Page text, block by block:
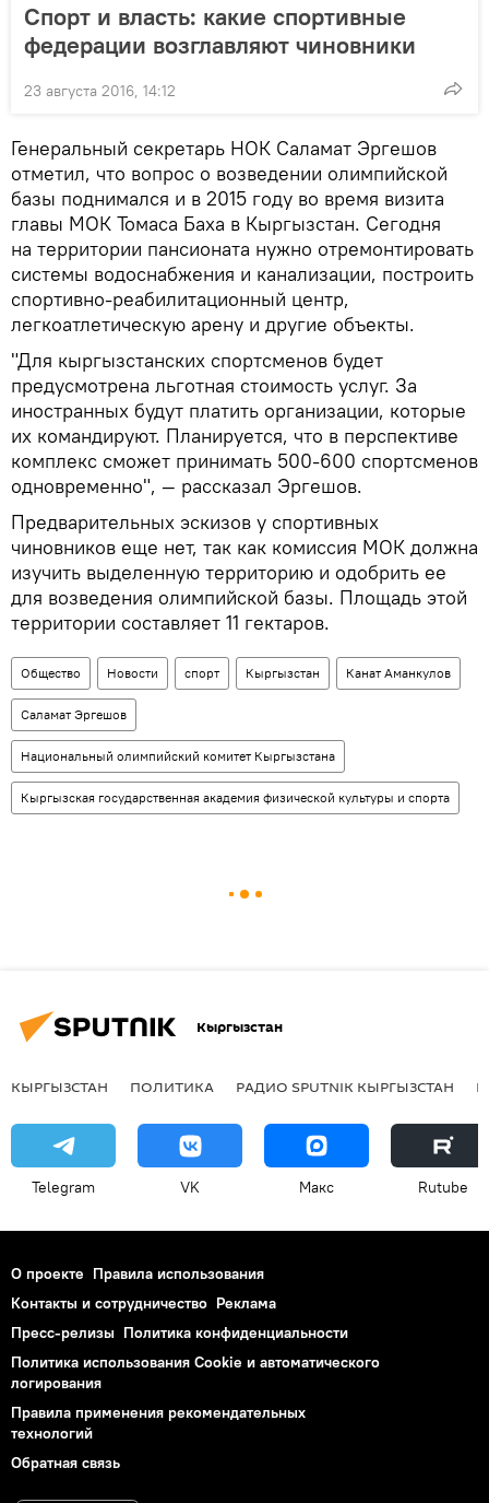
Спорт и власть: какие спортивные
федерации возглавляют чиновники
23 августа 2016, 14:12
Генеральный секретарь НОК Саламат Эргешов
отметил, что вопрос о возведении олимпийской
базы поднимался и в 2015 году во время визита
главы МОК Томаса Баха в Кыргызстан. Сегодня
на территории пансионата нужно отремонтировать
системы водоснабжения и канализации, построить
спортивно-реабилитационный центр,
легкоатлетическую арену и другие объекты.
"Для кыргызстанских спортсменов будет
предусмотрена льготная стоимость услуг. За
иностранных будут платить организации, которые
их командируют. Планируется, что в перспективе
комплекс сможет принимать 500-600 спортсменов
одновременно", — рассказал Эргешов.
Предварительных эскизов у спортивных
чиновников еще нет, так как комиссия МОК должна
изучить выделенную территорию и одобрить ее
для возведения олимпийской базы. Площадь этой
территории составляет 11 гектаров.
Общество Новости спорт Кыргызстан Канат Аманкулов
Саламат Эргешов
Национальный олимпийский комитет Кыргызстана
Кыргызская государственная академия физической культуры и спорта
Кыргызстан
КЫРГЫЗСТАН ПОЛИТИКА РАДИО SPUTNIK КЫРГЫЗСТАН
Telegram VK Макс Rutube
О проекте Правила использования
Контакты и сотрудничество Реклама
Пресс-релизы Политика конфиденциальности
Политика использования Cookie и автоматического
логирования
Правила применения рекомендательных
технологий
Обратная связь